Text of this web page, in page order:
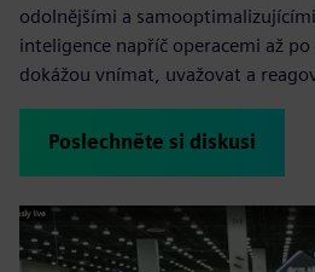
odolnějšími a
inteligence napříč operacemi až
dokážou vnímat, uvažovat a
Poslechněte si diskusi